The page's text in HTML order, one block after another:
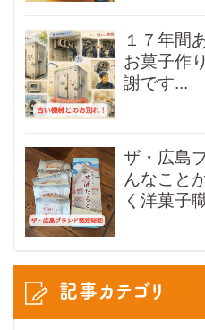
１７年間
お菓子作
謝です...
ザ・広島
んなこと
く洋菓子
記事カテゴリ